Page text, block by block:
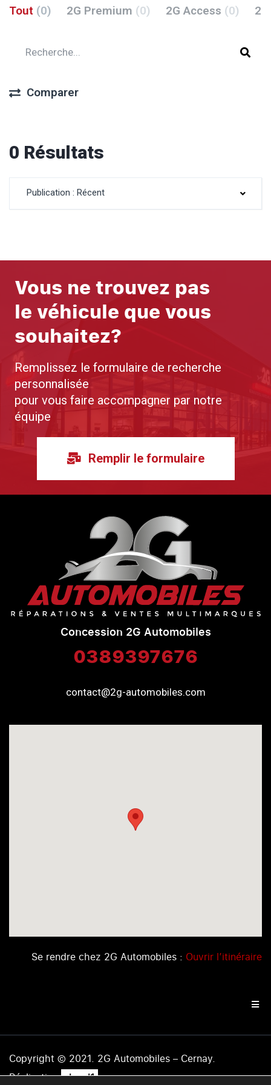
Tout (0) 2G Premium (0) 2G Access (0)
Comparer
0 Résultats
Publication : Récent
Vous ne trouvez pas
le véhicule que vous
souhaitez?
Remplissez le formulaire de recherche
personnalisée
pour vous faire accompagner par notre
équipe
Remplir le formulaire
Concession 2G Automobiles
0389397676
contact@2g-automobiles.com
Se rendre chez 2G Automobiles : Ouvrir l’itinéraire
Copyright © 2021. 2G Automobiles – Cernay.
Réalisation .level1